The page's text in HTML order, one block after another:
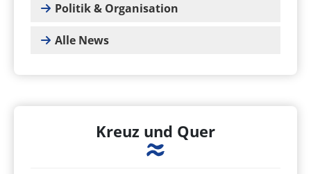
Politik & Organisation
Alle News
Kreuz und Quer